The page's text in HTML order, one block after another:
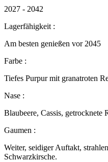
2027 - 2042
Lagerfähigkeit :
Am besten genießen vor 2045
Farbe :
Tiefes Purpur mit granatroten
Nase :
Blaubeere, Cassis,
Gaumen :
Weiter, seidiger Auftakt,
Schwarzkirsche.